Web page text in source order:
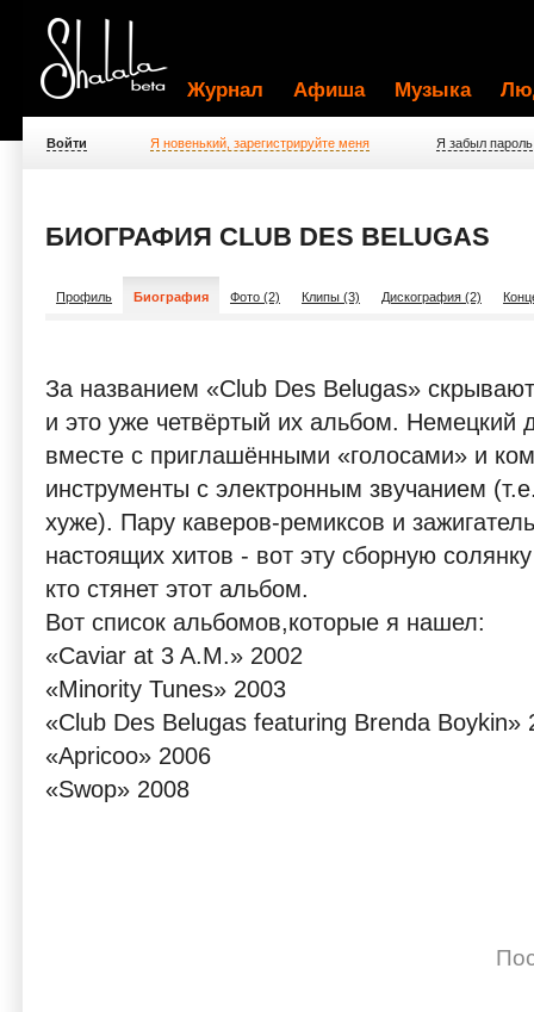
Журнал Афиша Музыка
Войти Я новенький, зарегистрируйте меня Я забыл пароль
БИОГРАФИЯ CLUB DES BELUGAS
Профиль Биография Фото (2) Клипы (3) Дискография (2)
За названием «Club Des Belugas»
и это уже четвёртый их альбом. Немецкий
вместе с приглашёнными «голосами» и
инструменты с электронным звучанием
хуже). Пару каверов-ремиксов и
настоящих хитов - вот эту сборную
кто стянет этот альбом.
Вот список альбомов,которые я нашел:
«Caviar at 3 A.M.» 2002
«Minority Tunes» 2003
«Club Des Belugas featuring Brenda Boykin»
«Apricoo» 2006
«Swop» 2008